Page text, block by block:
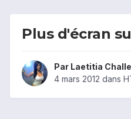
Plus d'écran
Par Laetitia
4 mars 2012 dans